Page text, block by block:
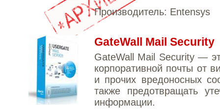
Производитель: Entensys
GateWall Mail Security
GateWall Mail Security —
корпоративной почты от
и прочих вредоносных
также предотвращать
информации.